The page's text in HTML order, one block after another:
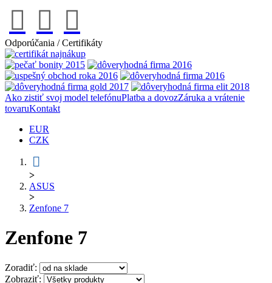
Odporúčania / Certifikáty
Ako zistiť svoj model telefónuPlatba a dovozZáruka a vrátenie
tovaruKontakt
EUR
CZK
>
ASUS
>
Zenfone 7
Zenfone 7
Zoradiť:
Zobraziť: